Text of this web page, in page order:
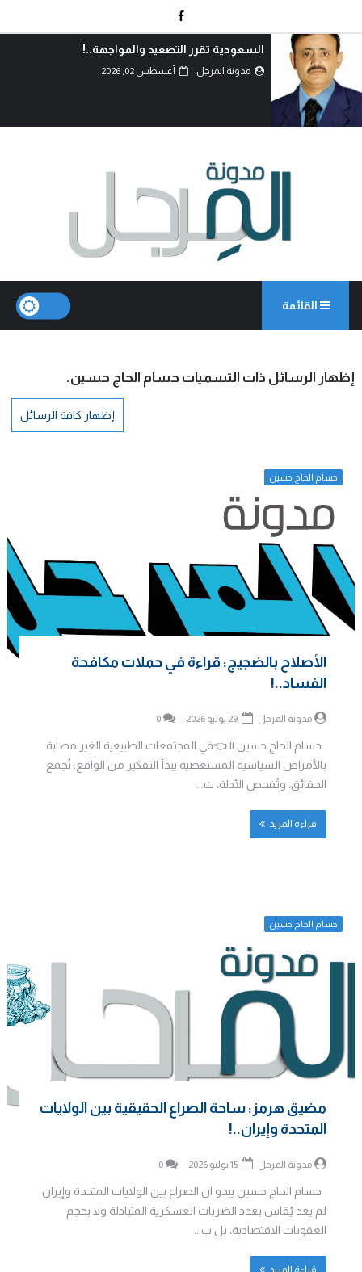
أحزموا حقائبكم وترقبوا..!
مدونة المرجل أغسطس 02, 2026
القائمة
‏إظهار الرسائل ذات التسميات حسام الحاج حسين.
إظهار كافة الرسائل
حسام الحاج حسين
الأصلاح بالضجيج: قراءة في حملات مكافحة
الفساد..!
مدونة المرجل 0
حسام الحاج حسين || 👈في المجتمعات الطبيعية الغير مصابة
بالأمراض السياسية المستعصية يبدأ التفكير من الواقع: تُجمع
الحقائق، وتُفحص الأدلة، ث...
قراءة المزيد
حسام الحاج حسين
مضيق هرمز: ساحة الصراع الحقيقية بين الولايات
المتحدة وإيران..!
مدونة المرجل 0
حسام الحاج حسين يبدو ان الصراع بين الولايات المتحدة وإيران
لم يعد يُقاس بعدد الضربات العسكرية المتبادلة ولا بحجم
العقوبات الاقتصادية، بل ب...